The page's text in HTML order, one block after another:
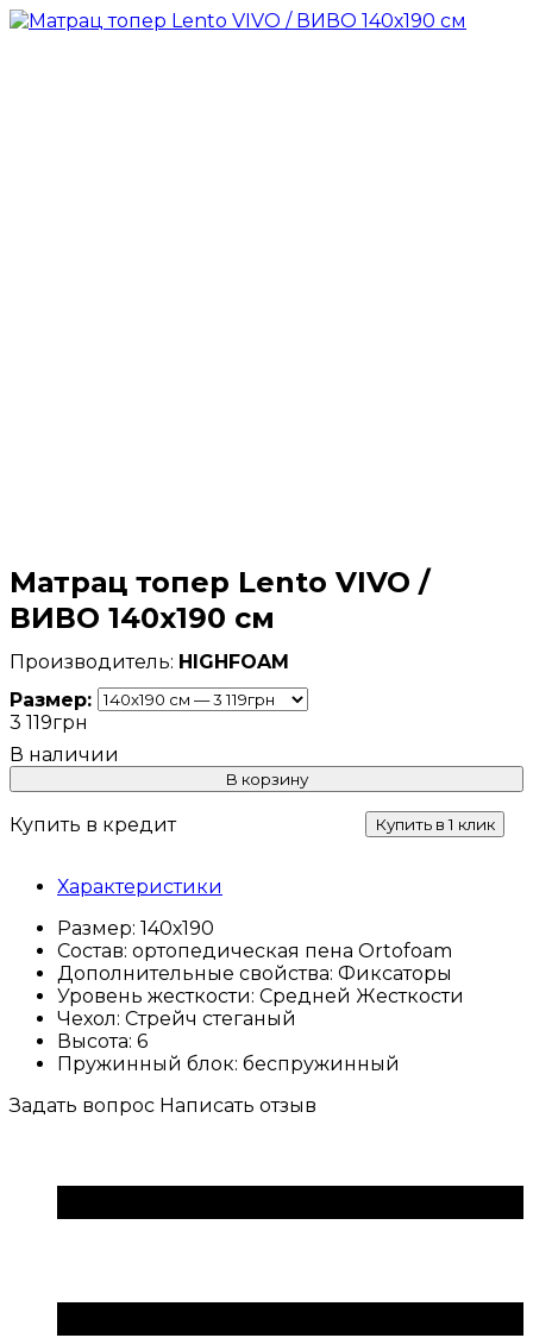
Матрац топер Lento VIVO /
ВИВО 140х190 см
HIGHFOAM
Размер:
3 119грн
В корзину
Купить в кредит Купить в 1 клик
Характеристики
Размер: 140х190
Состав: ортопедическая пена Ortofoam
Дополнительные свойства: Фиксаторы
Уровень жесткости: Средней Жесткости
Чехол: Стрейч стеганый
Высота: 6
Пружинный блок: беспружинный
Задать вопрос Написать отзыв